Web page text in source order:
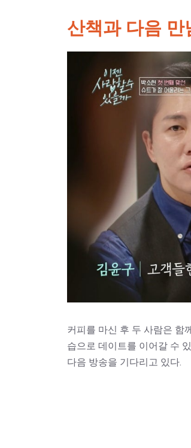
산책과 다음 만
커피를 마신 후 두 사람은 함
습으로 데이트를 이어갈 수
다음 방송을 기다리고 있다.